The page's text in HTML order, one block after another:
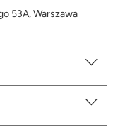
53A, Warszawa